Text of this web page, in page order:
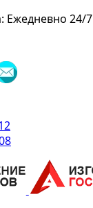
Ежедневно 24/7